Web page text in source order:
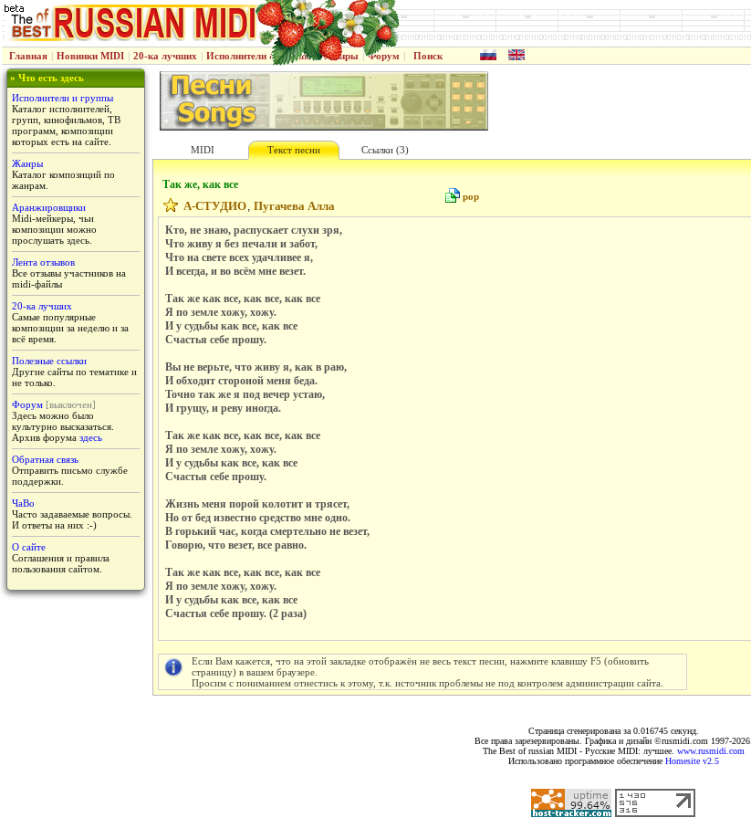
Главная | Новинки MIDI | 20-ка лучших | Исполнители & группы | Жанры | Форум | Поиск
» Что есть здесь
Исполнители и группы
Каталог исполнителей,
групп, кинофильмов, ТВ
программ, композиции
которых есть на сайте.
Жанры
Каталог композиций по
жанрам.
Аранжировщики
Midi-мейкеры, чьи
композиции можно
прослушать здесь.
Лента отзывов
Все отзывы участников на
midi-файлы
20-ка лучших
Самые популярные
композиции за неделю и за
всё время.
Полезные ссылки
Другие сайты по тематике и
не только.
Форум [выключен]
Здесь можно было
культурно высказаться.
Архив форума здесь
Обратная связь
Отправить письмо службе
поддержки.
ЧаВо
Часто задаваемые вопросы.
И ответы на них :-)
О сайте
Соглашения и правила
пользования сайтом.
MIDI Текст песни Ссылки (3)
Так же, как все
pop
А-СТУДИО, Пугачева Алла
Кто, не знаю, распускает слухи зря,
Что живу я без печали и забот,
Что на свете всех удачливее я,
И всегда, и во всём мне везет.
Так же как все, как все, как все
Я по земле хожу, хожу.
И у судьбы как все, как все
Счастья себе прошу.
Вы не верьте, что живу я, как в раю,
И обходит стороной меня беда.
Точно так же я под вечер устаю,
И грущу, и реву иногда.
Так же как все, как все, как все
Я по земле хожу, хожу.
И у судьбы как все, как все
Счастья себе прошу.
Жизнь меня порой колотит и трясет,
Но от бед известно средство мне одно.
В горький час, когда смертельно не везет,
Говорю, что везет, все равно.
Так же как все, как все, как все
Я по земле хожу, хожу.
И у судьбы как все, как все
Счастья себе прошу. (2 раза)
Если Вам кажется, что на этой закладке отображён не весь текст песни, нажмите клавишу F5 (обновить
страницу) в вашем браузере.
Просим с пониманием отнестись к этому, т.к. источник проблемы не под контролем администрации сайта.
Страница сгенерирована за 0.016745 секунд.
Все права зарезервированы. Графика и дизайн ©rusmidi.com 1997-2026.
The Best of russian MIDI - Русские MIDI: лучшее. www.rusmidi.com
Использовано программное обеспечение Homesite v2.5